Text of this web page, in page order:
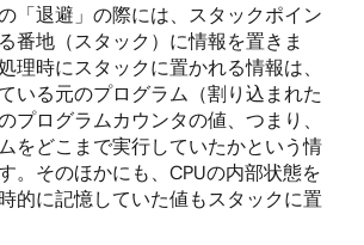
「退避」の際には、スタックポイン
番地（スタック）に情報を置きま
理時にスタックに置かれる情報は、
いる元のプログラム（割り込まれた
プログラムカウンタの値、つまり、
をどこまで実行していたかという情
。そのほかにも、CPUの内部状態を
的に記憶していた値もスタックに置